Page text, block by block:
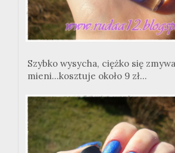
Szybko wysycha, ciężko się
mieni...kosztuje około 9 zł...